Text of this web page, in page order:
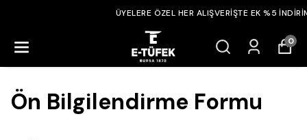
ÜYELERE ÖZEL HER ALIŞVERİŞTE EK %5 İNDİRİM!
0
Ön Bilgilendirme Formu